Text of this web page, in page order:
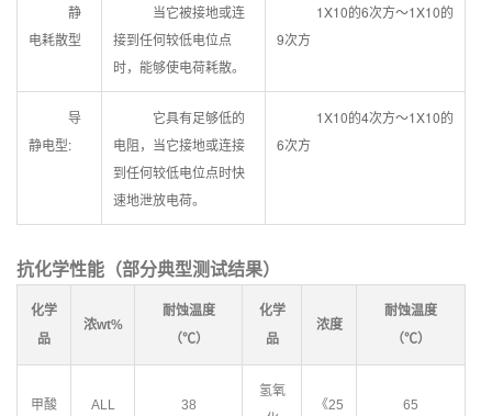
静
电耗散型
当它被接地或连
接到任何较低电位点
时，能够使电荷耗散。
1X10的6次方～1X10的
9次方
导
静电型:
它具有足够低的
电阻，当它接地或连接
到任何较低电位点时快
速地泄放电荷。
1X10的4次方～1X10的
6次方
抗化学性能（部分典型测试结果）
化学
品
浓wt%
耐蚀温度
（℃）
化学
品
浓度
耐蚀温度
（℃）
甲酸 ALL 38
氢氧
《25 65